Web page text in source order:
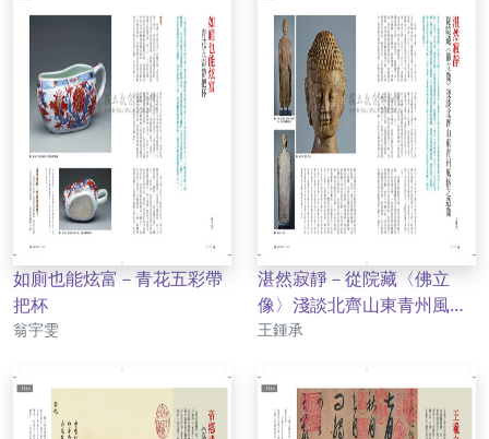
如廁也能炫富－青花五彩帶
把杯
作者
翁宇雯
湛然寂靜－從院藏〈佛立
像〉淺談北齊山東青州風格
之造像
作者
王鍾承